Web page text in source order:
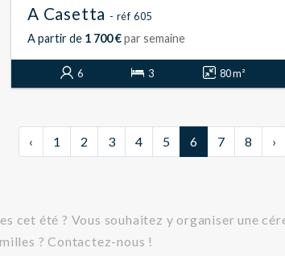
A Casetta - réf 605
A partir de 1 700 €par semaine
6 3 80 m²
‹ 1 2 3 4 5 6 7 8 ›
cet été ? Vous souhaitez y organiser une
? Contactez-nous !